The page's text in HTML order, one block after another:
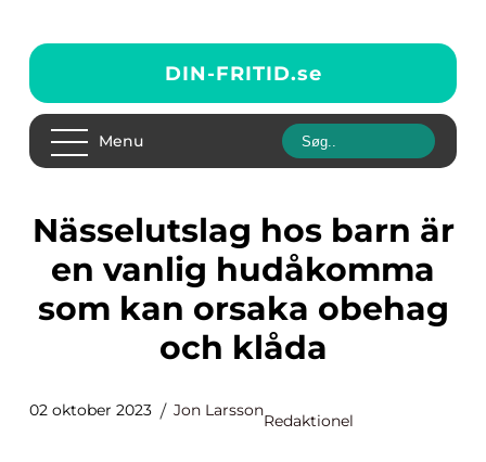
DIN-FRITID.se
Menu
Nässelutslag hos barn är
en vanlig hudåkomma
som kan orsaka obehag
och klåda
02 oktober 2023 Jon Larsson
Redaktionel